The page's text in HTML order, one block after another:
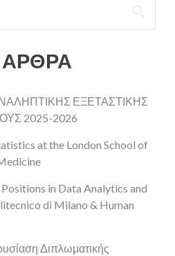
ΕΞΕΤΑΣΤΙΚΗΣ
2025-2026
at the London School of
in Data Analytics and
di Milano & Human
Διπλωματικής